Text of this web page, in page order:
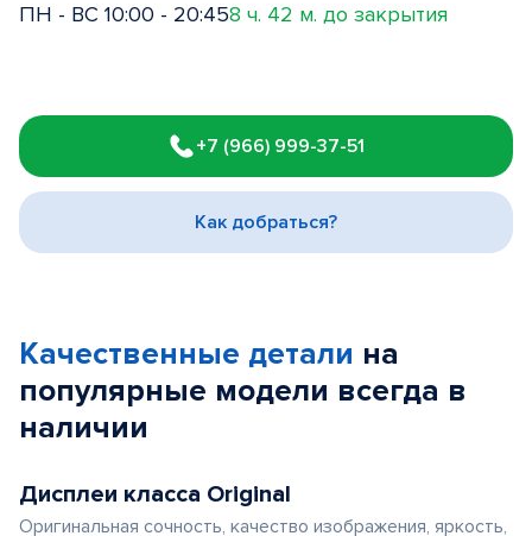
ПН - ВС 10:00 - 20:458 ч. 42 м. до закрытия
1
of
3
+7 (966) 999-37-51
Как добраться?
Качественные детали на
популярные модели всегда в
наличии
Дисплеи класса Original
Оригинальная сочность, качество изображения, яркость,